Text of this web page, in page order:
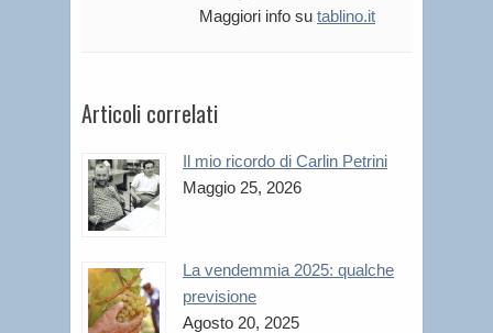
Maggiori info su tablino.it
Articoli correlati
Il mio ricordo di Carlin Petrini
Maggio 25, 2026
La vendemmia 2025: qualche
previsione
Agosto 20, 2025